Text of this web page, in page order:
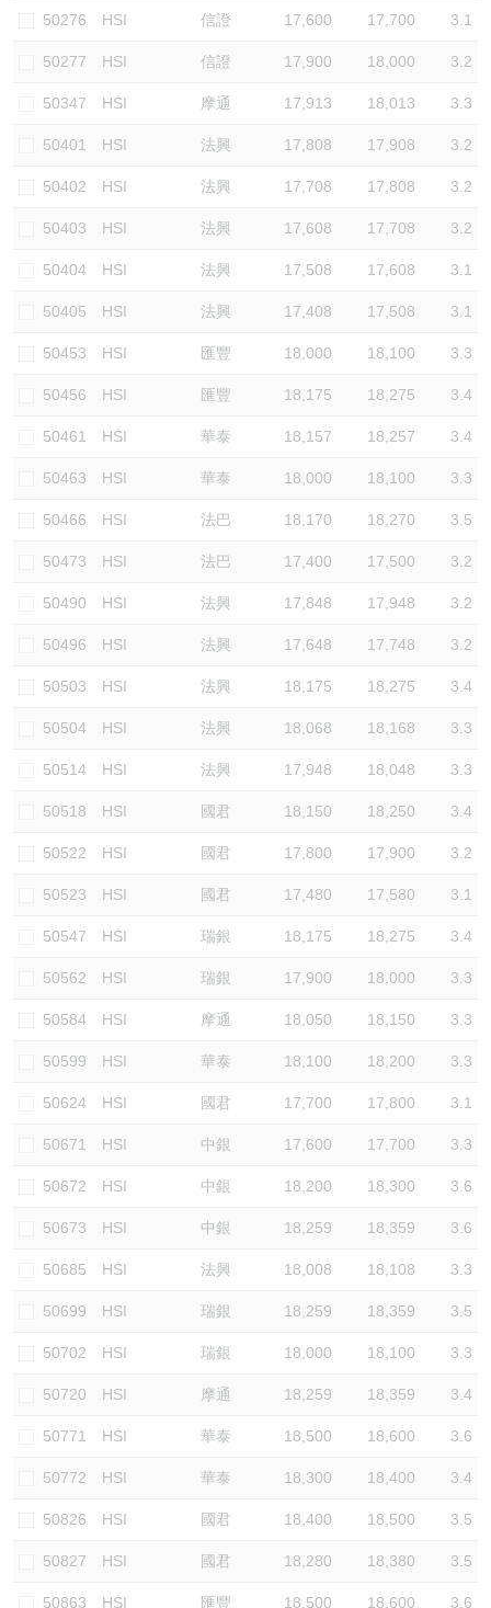
50276 HSI 信證 17,600 17,700 3.1
50277 HSI 信證 17,900 18,000 3.2
50347 HSI 摩通 17,913 18,013 3.3
50401 HSI 法興 17,808 17,908 3.2
50402 HSI 法興 17,708 17,808 3.2
50403 HSI 法興 17,608 17,708 3.2
50404 HSI 法興 17,508 17,608 3.1
50405 HSI 法興 17,408 17,508 3.1
50453 HSI 匯豐 18,000 18,100 3.3
50456 HSI 匯豐 18,175 18,275 3.4
50461 HSI 華泰 18,157 18,257 3.4
50463 HSI 華泰 18,000 18,100 3.3
50466 HSI 法巴 18,170 18,270 3.5
50473 HSI 法巴 17,400 17,500 3.2
50490 HSI 法興 17,848 17,948 3.2
50496 HSI 法興 17,648 17,748 3.2
50503 HSI 法興 18,175 18,275 3.4
50504 HSI 法興 18,068 18,168 3.3
50514 HSI 法興 17,948 18,048 3.3
50518 HSI 國君 18,150 18,250 3.4
50522 HSI 國君 17,800 17,900 3.2
50523 HSI 國君 17,480 17,580 3.1
50547 HSI 瑞銀 18,175 18,275 3.4
50562 HSI 瑞銀 17,900 18,000 3.3
50584 HSI 摩通 18,050 18,150 3.3
50599 HSI 華泰 18,100 18,200 3.3
50624 HSI 國君 17,700 17,800 3.1
50671 HSI 中銀 17,600 17,700 3.3
50672 HSI 中銀 18,200 18,300 3.6
50673 HSI 中銀 18,259 18,359 3.6
50685 HSI 法興 18,008 18,108 3.3
50699 HSI 瑞銀 18,259 18,359 3.5
50702 HSI 瑞銀 18,000 18,100 3.3
50720 HSI 摩通 18,259 18,359 3.4
50771 HSI 華泰 18,500 18,600 3.6
50772 HSI 華泰 18,300 18,400 3.4
50826 HSI 國君 18,400 18,500 3.5
50827 HSI 國君 18,280 18,380 3.5
50863 HSI 匯豐 18,500 18,600 3.6